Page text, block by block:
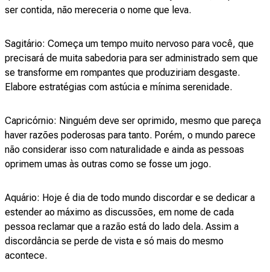
ser contida, não mereceria o nome que leva.
Sagitário: Começa um tempo muito nervoso para você, que
precisará de muita sabedoria para ser administrado sem que
se transforme em rompantes que produziriam desgaste.
Elabore estratégias com astúcia e mínima serenidade.
Capricórnio: Ninguém deve ser oprimido, mesmo que pareça
haver razões poderosas para tanto. Porém, o mundo parece
não considerar isso com naturalidade e ainda as pessoas
oprimem umas às outras como se fosse um jogo.
Aquário: Hoje é dia de todo mundo discordar e se dedicar a
estender ao máximo as discussões, em nome de cada
pessoa reclamar que a razão está do lado dela. Assim a
discordância se perde de vista e só mais do mesmo
acontece.